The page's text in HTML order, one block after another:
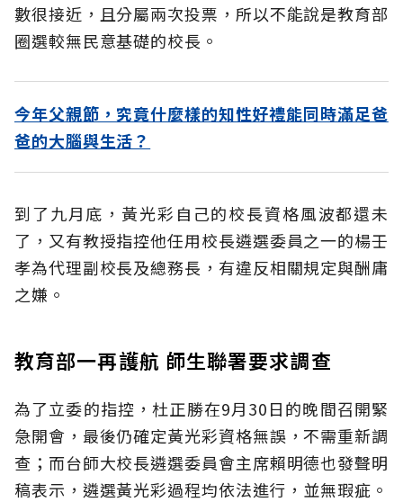
數很接近，且分屬兩次投票，所以不能說是教育部
圈選較無民意基礎的校長。
今年父親節，究竟什麼樣的知性好禮能同時滿足爸
爸的大腦與生活？
到了九月底，黃光彩自己的校長資格風波都還未
了，又有教授指控他任用校長遴選委員之一的楊壬
孝為代理副校長及總務長，有違反相關規定與酬庸
之嫌。
教育部一再護航 師生聯署要求調查
為了立委的指控，杜正勝在9月30日的晚間召開緊
急開會，最後仍確定黃光彩資格無誤，不需重新調
查；而台師大校長遴選委員會主席賴明德也發聲明
稿表示，遴選黃光彩過程均依法進行，並無瑕疵。